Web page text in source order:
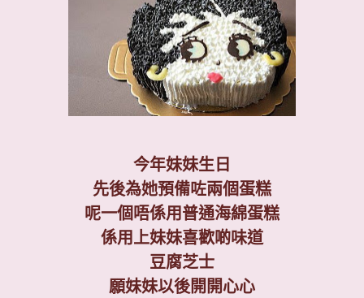
今年妹妹生日
先後為她預備咗兩個蛋糕
呢一個唔係用普通海綿蛋糕
係用上妹妹喜歡啲味道
豆腐芝士
願妹妹以後開開心心